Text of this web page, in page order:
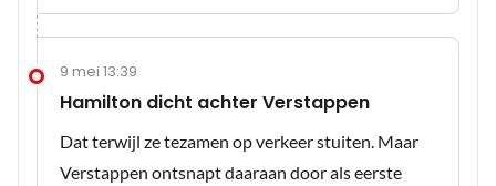
9 mei 13:39
Hamilton dicht achter Verstappen
Dat terwijl ze tezamen op verkeer stuiten. Maar
Verstappen ontsnapt daaraan door als eerste